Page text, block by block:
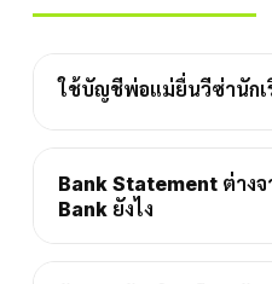
ใช้บัญชีพ่อแม่ยื่นวีซ่านักเ
Bank Statement ต่าง
Bank ยังไง